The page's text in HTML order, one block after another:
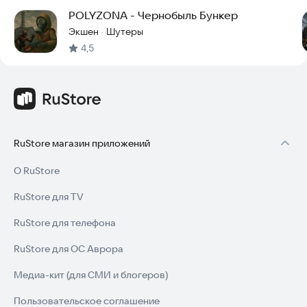
как дань уважения вселенной STALKER и не связана с GSC
Game World и не одобрена ими.
POLYZONA - Чернобыль Бункер
Экшен · Шутеры
4,5
RuStore магазин приложений
О RuStore
RuStore для TV
RuStore для телефона
RuStore для ОС Аврора
Медиа-кит (для СМИ и блогеров)
Пользовательское соглашение